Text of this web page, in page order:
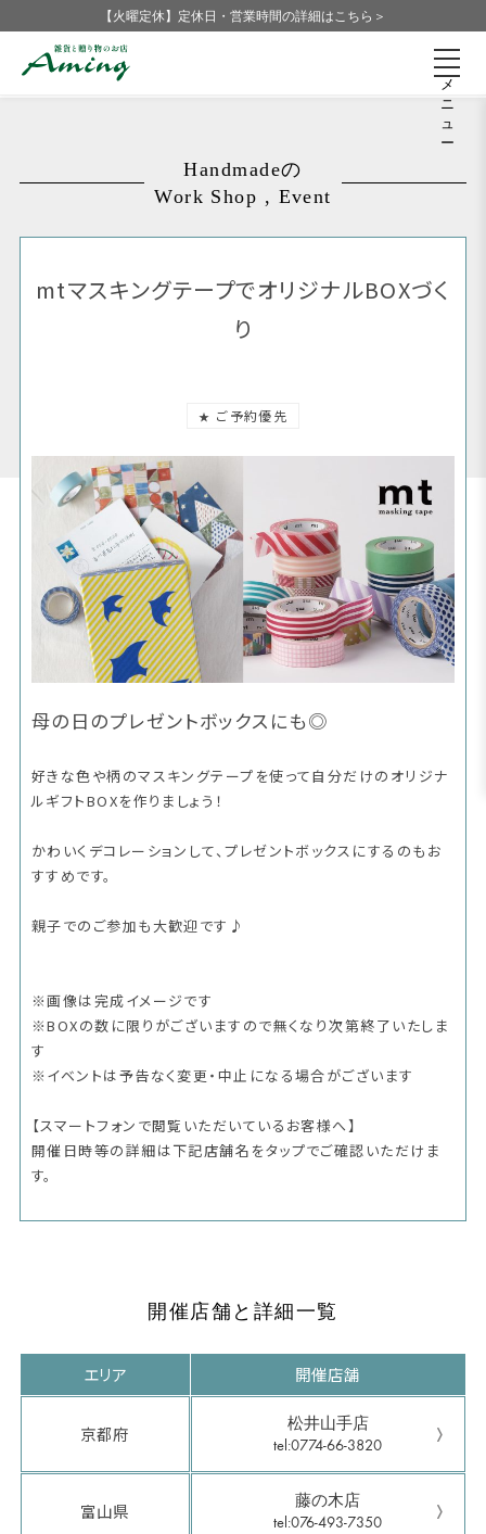
【火曜定休】定休日・営業時間の詳細はこちら＞
メ
ニ
ュ
ー
Handmadeの
Work Shop , Event
mtマスキングテープでオリジナルBOXづく
り
★ ご予約優先
母の日のプレゼントボックスにも◎
好きな色や柄のマスキングテープを使って自分だけのオリジナ
ルギフトBOXを作りましょう！
かわいくデコレーションして、プレゼントボックスにするのもお
すすめです。
親子でのご参加も大歓迎です♪
※画像は完成イメージです
※BOXの数に限りがございますので無くなり次第終了いたしま
す
※イベントは予告なく変更・中止になる場合がございます
【スマートフォンで閲覧いただいているお客様へ】
開催日時等の詳細は下記店舗名をタップでご確認いただけま
す。
開催店舗と詳細一覧
エリア 開催店舗
京都府
松井山手店
tel:0774-66-3820
富山県
藤の木店
tel:076-493-7350